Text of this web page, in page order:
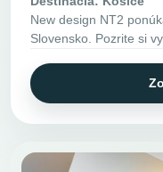
New design NT2
Slovensko. Pozrite si